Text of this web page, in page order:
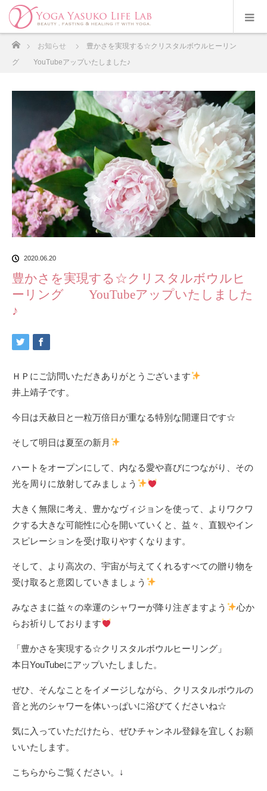
ホーム
お知らせ
豊かさを実現する☆クリスタルボウルヒーリン
グ YouTubeアップいたしました♪
2020.06.20
豊かさを実現する☆クリスタルボウルヒ
ーリング YouTubeアップいたしました
♪
ＨＰにご訪問いただきありがとうございます
井上靖子です。
今日は天赦日と一粒万倍日が重なる特別な開運日です☆
そして明日は夏至の新月
ハートをオープンにして、内なる愛や喜びにつながり、その
光を周りに放射してみましょう
大きく無限に考え、豊かなヴィジョンを使って、よりワクワ
クする大きな可能性に心を開いていくと、益々、直観やイン
スピレーションを受け取りやすくなります。
そして、より高次の、宇宙が与えてくれるすべての贈り物を
受け取ると意図していきましょう
みなさまに益々の幸運のシャワーが降り注ぎますよう
心か
らお祈りしております
「豊かさを実現する☆クリスタルボウルヒーリング」
本日YouTubeにアップいたしました。
ぜひ、そんなことをイメージしながら、クリスタルボウルの
音と光のシャワーを体いっぱいに浴びてくださいね☆
気に入っていただけたら、ぜひチャンネル登録を宜しくお願
いいたします。
こちらからご覧ください。↓